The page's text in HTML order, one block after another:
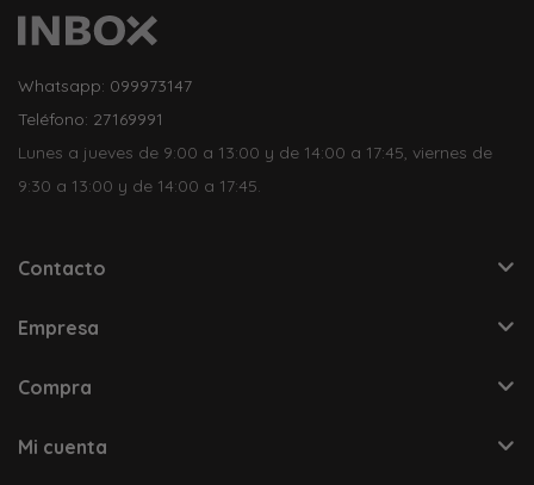
Whatsapp: 099973147
Teléfono: 27169991
Lunes a jueves de 9:00 a 13:00 y de 14:00 a 17:45, viernes de
9:30 a 13:00 y de 14:00 a 17:45.
Contacto
Empresa
Compra
Mi cuenta